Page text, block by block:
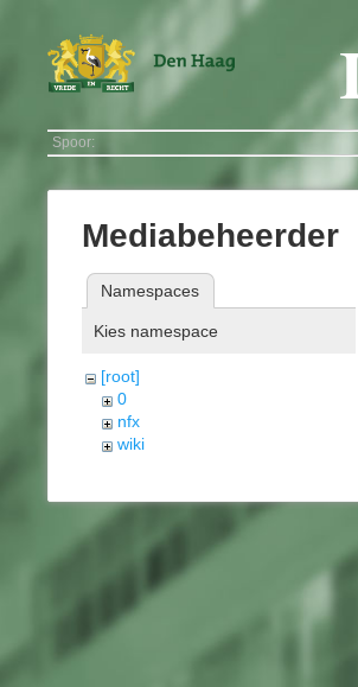
Spoor:
Mediabeheerder
Namespaces
Kies namespace
[root]
0
nfx
wiki